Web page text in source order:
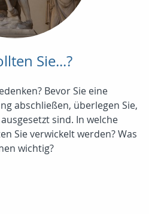
Sie...?
Bevor Sie eine
abschließen, überlegen Sie,
sind. In welche
Sie verwickelt werden? Was
wichtig?